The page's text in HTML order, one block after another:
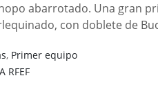
abarrotado. Una gran
con doblete de
, Primer equipo
RFEF